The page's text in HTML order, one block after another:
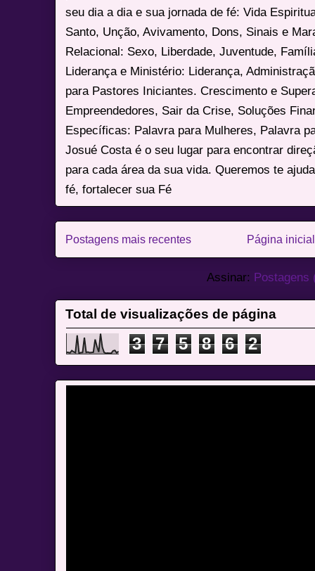
seu dia a dia e sua jornada de fé: Vida
Santo, Unção, Avivamento, Dons, Sinais e
Relacional: Sexo, Liberdade, Juventude,
Liderança e Ministério: Liderança,
para Pastores Iniciantes. Crescimento e
Empreendedores, Sair da Crise, Soluções
Específicas: Palavra para Mulheres, Palavra
Josué Costa é o seu lugar para encontrar
para cada área da sua vida. Queremos te
fé, fortalecer sua Fé
Postagens mais recentes Página inicial
Assinar: Postagens
Total de visualizações de página
3 7 5 8 6 2